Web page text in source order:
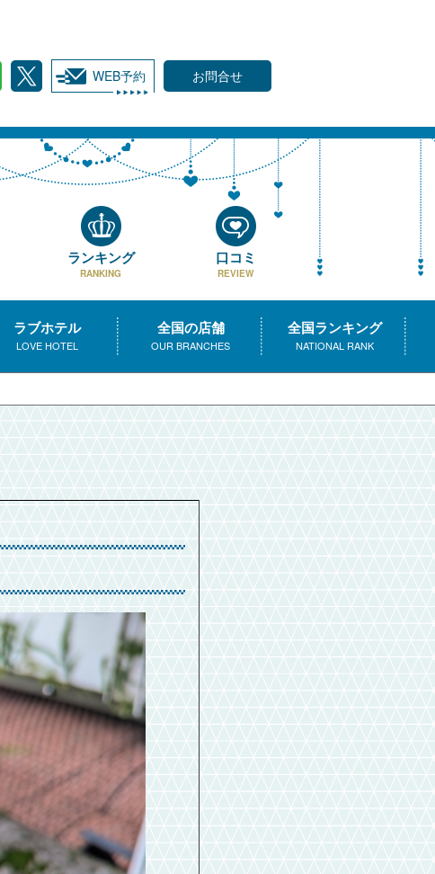
WEB予約 お問合せ
ランキング
RANKING
口コミ
REVIEW
ラブホテル
LOVE HOTEL
全国の店舗
OUR BRANCHES
全国ランキング
NATIONAL RANK